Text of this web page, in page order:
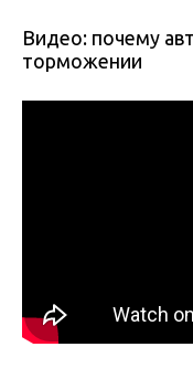
Видео: почему
торможении